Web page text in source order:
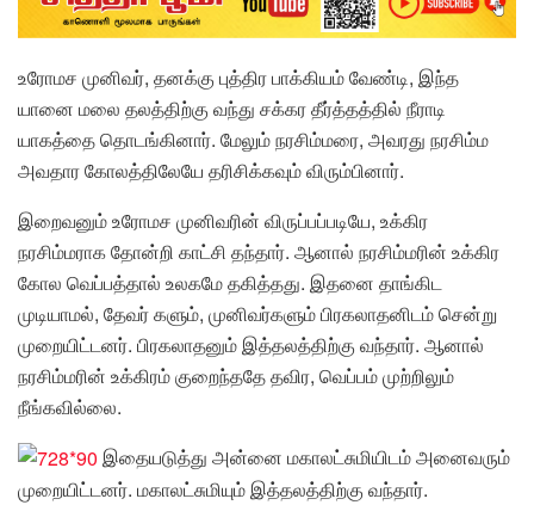
உரோமச முனிவர், தனக்கு புத்திர பாக்கியம் வேண்டி, இந்த
யானை மலை தலத்திற்கு வந்து சக்கர தீர்த்தத்தில் நீராடி
யாகத்தை தொடங்கினார். மேலும் நரசிம்மரை, அவரது நரசிம்ம
அவதார கோலத்திலேயே தரிசிக்கவும் விரும்பினார்.
இறைவனும் உரோமச முனிவரின் விருப்பப்படியே, உக்கிர
நரசிம்மராக தோன்றி காட்சி தந்தார். ஆனால் நரசிம்மரின் உக்கிர
கோல வெப்பத்தால் உலகமே தகித்தது. இதனை தாங்கிட
முடியாமல், தேவர் களும், முனிவர்களும் பிரகலாதனிடம் சென்று
முறையிட்டனர். பிரகலாதனும் இத்தலத்திற்கு வந்தார். ஆனால்
நரசிம்மரின் உக்கிரம் குறைந்ததே தவிர, வெப்பம் முற்றிலும்
நீங்கவில்லை.
இதையடுத்து அன்னை மகாலட்சுமியிடம் அனைவரும்
முறையிட்டனர். மகாலட்சுமியும் இத்தலத்திற்கு வந்தார்.